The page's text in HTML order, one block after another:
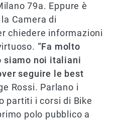
79a. Eppure è
Camera di
chiedere informazioni
“Fa molto
siamo noi italiani
seguire le best
Rossi. Parlano i
partiti i corsi di Bike
polo pubblico a